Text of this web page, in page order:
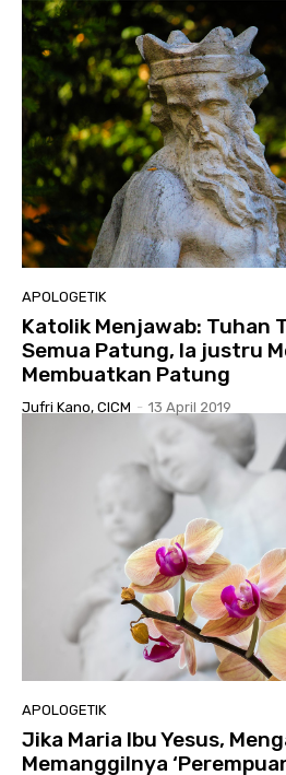
APOLOGETIK
Katolik Menjawab: Tuhan
Semua Patung, Ia justru
Membuatkan Patung
Jufri Kano, CICM - 13 April 2019
APOLOGETIK
Jika Maria Ibu Yesus,
Memanggilnya